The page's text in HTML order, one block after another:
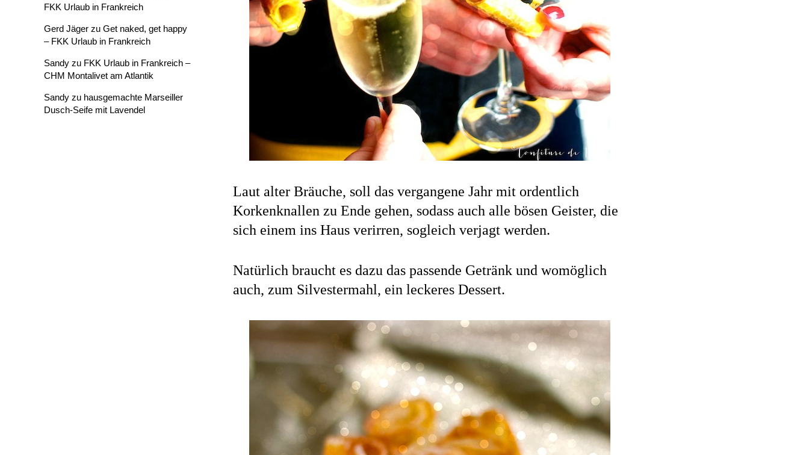
Laut alter Bräuche, soll das vergangene Jahr mit ordentlich
Korkenknallen zu Ende gehen, sodass auch alle bösen Geister, die
sich einem ins Haus verirren, sogleich verjagt werden.
Natürlich braucht es dazu das passende Getränk und womöglich
auch, zum Silvestermahl, ein leckeres Dessert.
FKK Urlaub in Frankreich
Gerd Jägerzu Get naked, get happy
– FKK Urlaub in Frankreich
Sandyzu FKK Urlaub in Frankreich –
CHM Montalivet am Atlantik
Sandyzu hausgemachte Marseiller
Dusch-Seife mit Lavendel